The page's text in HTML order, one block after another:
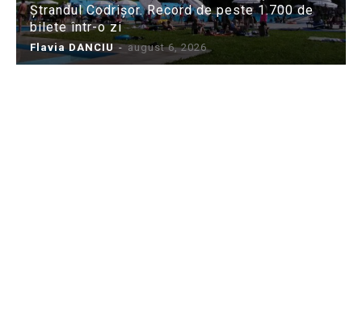
Ștrandul Codrișor. Record de peste 1.700 de
bilete într-o zi
Flavia DANCIU - august 6, 2026